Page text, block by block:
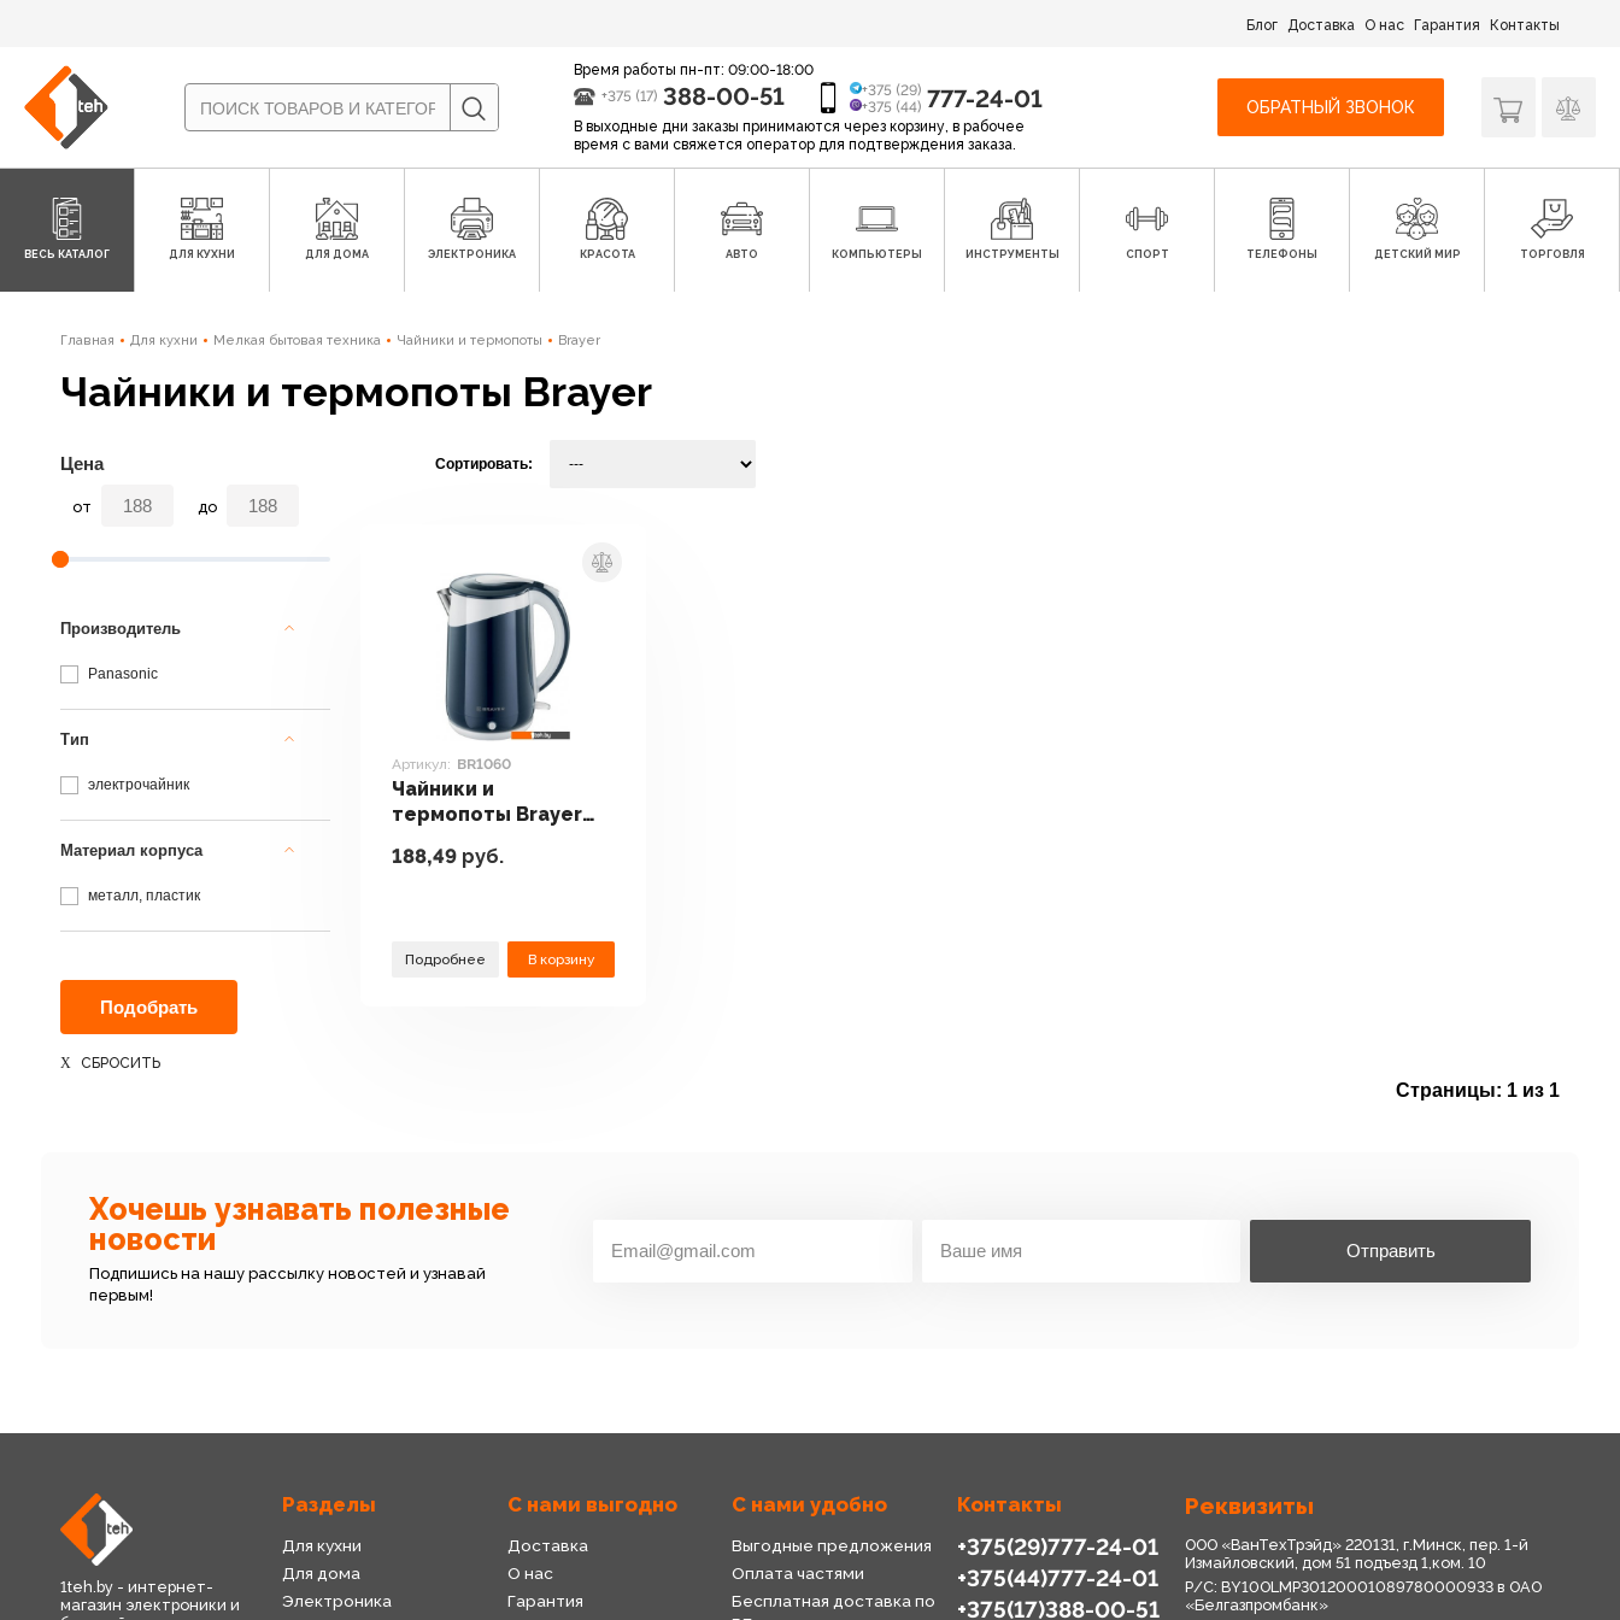
Блог Доставка О нас Гарантия Контакты
Время работы пн-пт: 09:00-18:00
+375 (17) 388-00-51
+375 (29)
+375 (44) 777-24-01
В выходные дни заказы принимаются через корзину, в рабочее
время с вами свяжется оператор для подтверждения заказа.
ОБРАТНЫЙ ЗВОНОК
ВЕСЬ КАТАЛОГ ДЛЯ КУХНИ ДЛЯ ДОМА ЭЛЕКТРОНИКА КРАСОТА АВТО КОМПЬЮТЕРЫ ИНСТРУМЕНТЫ СПОРТ ТЕЛЕФОНЫ ДЕТСКИЙ МИР ТОРГОВЛЯ
Главная Для кухни Мелкая бытовая техника Чайники и термопоты Brayer
Чайники и термопоты Brayer
Цена
от до
Производитель
Panasonic
Тип
электрочайник
Материал корпуса
металл, пластик
СБРОСИТЬ
Сортировать:
Артикул: BR1060
Чайники и
термопоты Brayer
188,49руб.
Подробнее В корзину
Страницы: 1 из 1
Хочешь узнавать полезные
новости
Подпишись на нашу рассылку новостей и узнавай
первым!
Отправить
1teh.by - интернет-
магазин электроники и
Разделы
Для кухни
Для дома
Электроника
С нами выгодно
Доставка
О нас
Гарантия
С нами удобно
Выгодные предложения
Оплата частями
Бесплатная доставка по
Контакты
+375(29)777-24-01
+375(44)777-24-01
+375(17)388-00-51
Реквизиты
ООО «ВанТехТрэйд» 220131, г.Минск, пер. 1-й
Измайловский, дом 51 подъезд 1,ком. 10
Р/С: BY10OLMP30120001089780000933 в OАО
«Белгазпромбанк»